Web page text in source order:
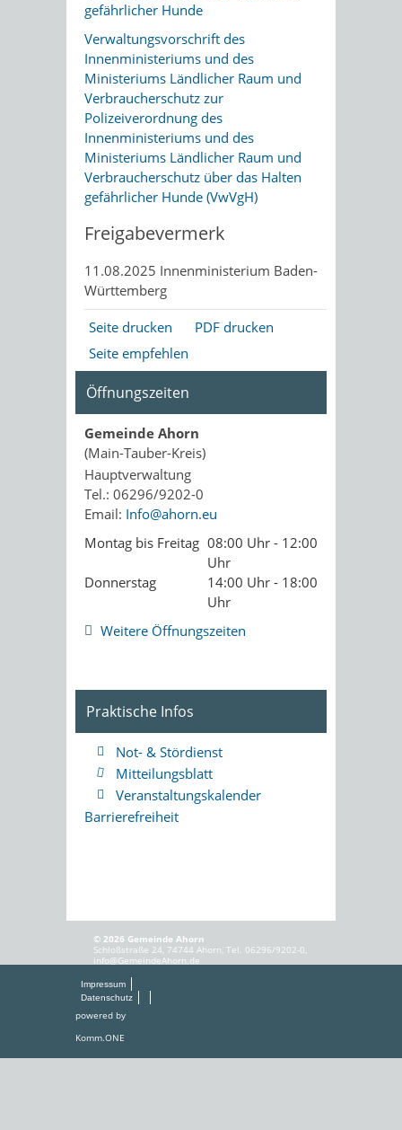
gefährlicher Hunde
Verwaltungsvorschrift des
Innenministeriums und des
Ministeriums Ländlicher Raum und
Verbraucherschutz zur
Polizeiverordnung des
Innenministeriums und des
Ministeriums Ländlicher Raum und
Verbraucherschutz über das Halten
gefährlicher Hunde (VwVgH)
Freigabevermerk
11.08.2025 Innenministerium Baden-
Württemberg
Seite drucken
PDF drucken
Seite empfehlen
Öffnungszeiten
Gemeinde Ahorn
(Main-Tauber-Kreis)
Hauptverwaltung
Tel.: 06296/9202-0
Email: Info@ahorn.eu
Montag bis Freitag 08:00 Uhr - 12:00
Uhr
Donnerstag
14:00 Uhr - 18:00
Uhr
Weitere Öffnungszeiten
Praktische Infos
Not- & Stördienst
Mitteilungsblatt
Veranstaltungskalender
Barrierefreiheit
© 2026 Gemeinde Ahorn
Schloßstraße 24, 74744 Ahorn, Tel. 06296/9202-0,
info@GemeindeAhorn.de
Impressum
Datenschutz
powered by
Komm.ONE